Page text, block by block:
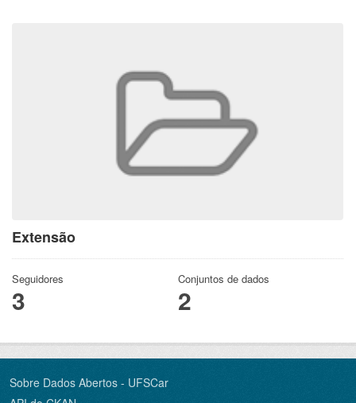
Extensão
Seguidores
3
Conjuntos de dados
2
Sobre Dados Abertos - UFSCar